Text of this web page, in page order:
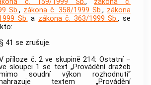
č. 159/1999 Sb., zákona č.
Sb., zákona č. 358/1999 Sb., zákona
Sb. a zákona č. 363/1999 Sb., se
41 se zrušuje.
příloze č. 2 ve skupině 214: Ostatní –
sloupci 1 se text „Provádění dražeb
soudní výkon rozhodnutí“
textem „Provádění